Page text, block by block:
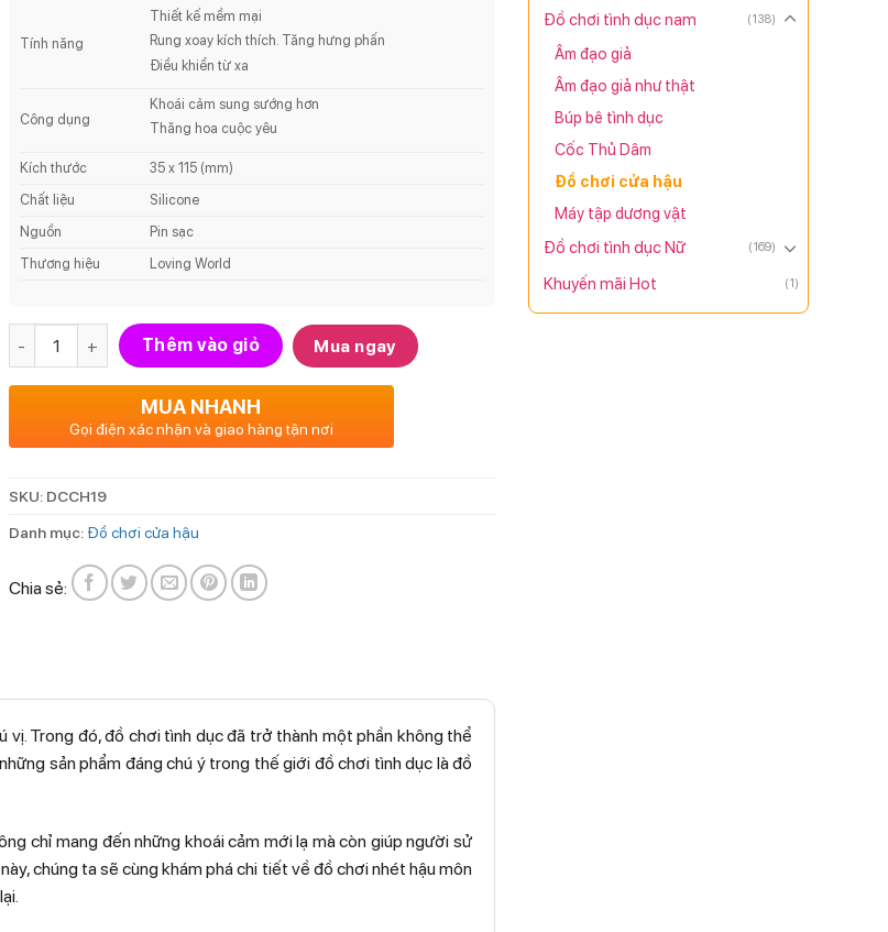
Đồ chơi tình dục nam (138)
Âm đạo giả
Âm đạo giả như thật
Búp bê tình dục
Cốc Thủ Dâm
Đồ chơi cửa hậu
Máy tập dương vật
Đồ chơi tình dục Nữ (169)
Khuyến mãi Hot (1)
Tính năng
Thiết kế mềm mại
Rung xoay kích thích. Tăng hưng phấn
Điều khiển từ xa
Công dụng
Khoái cảm sung sướng hơn
Thăng hoa cuộc yêu
Kích thước
35 x 115 (mm)
Chất liệu
Silicone
Nguồn
Pin sạc
Thương hiệu
Loving World
Thêm vào giỏ Mua ngay
MUA NHANH
Gọi điện xác nhận và giao hàng tận nơi
SKU: DCCH19
Danh mục: Đồ chơi cửa hậu
Chia sẻ:
Trong đó, đồ chơi tình dục đã trở thành một phần không thể
sản phẩm đáng chú ý trong thế giới đồ chơi tình dục là đồ
chỉ mang đến những khoái cảm mới lạ mà còn giúp người sử
chúng ta sẽ cùng khám phá chi tiết về đồ chơi nhét hậu môn